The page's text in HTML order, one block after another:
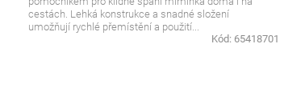
cestách. Lehká konstrukce a snadné složení
umožňují rychlé přemístění a použití...
Kód: 65418701